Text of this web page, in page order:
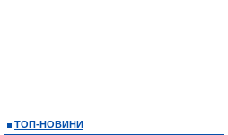
ТОП-НОВИНИ